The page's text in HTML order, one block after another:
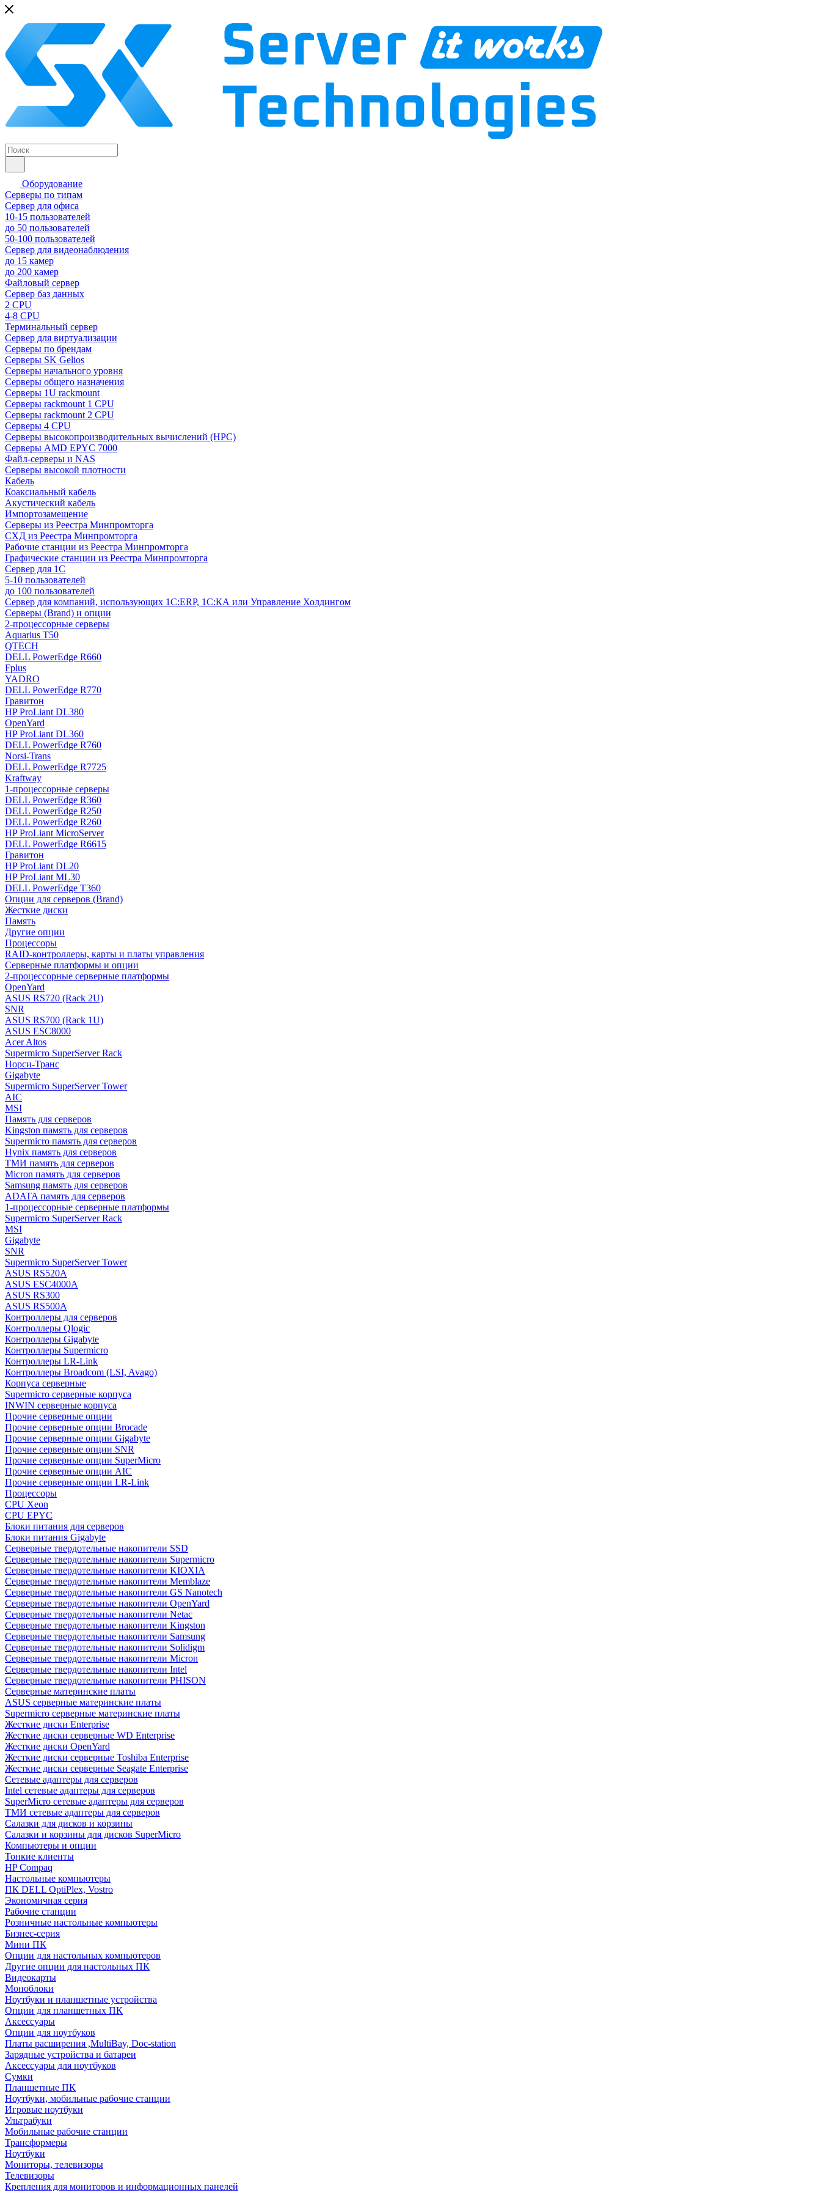
Оборудование
Серверы по типам
Сервер для офиса
10-15 пользователей
до 50 пользователей
50-100 пользователей
Сервер для видеонаблюдения
до 15 камер
до 200 камер
Файловый сервер
Сервер баз данных
2 CPU
4-8 CPU
Терминальный сервер
Сервер для виртуализации
Серверы по брендам
Серверы SK Gelios
Серверы начального уровня
Серверы общего назначения
Серверы 1U rackmount
Серверы rackmount 1 CPU
Серверы rackmount 2 CPU
Серверы 4 CPU
Серверы высокопроизводительных вычислений (HPC)
Серверы AMD EPYC 7000
Файл-серверы и NAS
Серверы высокой плотности
Кабель
Коаксиальный кабель
Акустический кабель
Импортозамещение
Серверы из Реестра Минпромторга
СХД из Реестра Минпромторга
Рабочие станции из Реестра Минпромторга
Графические станции из Реестра Минпромторга
Сервер для 1С
5-10 пользователей
до 100 пользователей
Сервер для компаний, использующих 1C:ERP, 1С:КА или Управление Холдингом
Серверы (Brand) и опции
2-процессорные серверы
Aquarius T50
QTECH
DELL PowerEdge R660
Fplus
YADRO
DELL PowerEdge R770
Гравитон
HP ProLiant DL380
OpenYard
HP ProLiant DL360
DELL PowerEdge R760
Norsi-Trans
DELL PowerEdge R7725
Kraftway
1-процессорные серверы
DELL PowerEdge R360
DELL PowerEdge R250
DELL PowerEdge R260
HP ProLiant MicroServer
DELL PowerEdge R6615
Гравитон
HP ProLiant DL20
HP ProLiant ML30
DELL PowerEdge T360
Опции для серверов (Brand)
Жесткие диски
Память
Другие опции
Процессоры
RAID-контроллеры, карты и платы управления
Серверные платформы и опции
2-процессорные серверные платформы
OpenYard
ASUS RS720 (Rack 2U)
SNR
ASUS RS700 (Rack 1U)
ASUS ESC8000
Acer Altos
Supermicro SuperServer Rack
Норси-Транс
Gigabyte
Supermicro SuperServer Tower
AIC
MSI
Память для серверов
Kingston память для серверов
Supermicro память для серверов
Hynix память для серверов
ТМИ память для серверов
Micron память для серверов
Samsung память для серверов
ADATA память для серверов
1-процессорные серверные платформы
Supermicro SuperServer Rack
MSI
Gigabyte
SNR
Supermicro SuperServer Tower
ASUS RS520A
ASUS ESC4000A
ASUS RS300
ASUS RS500A
Контроллеры для серверов
Контроллеры Qlogic
Контроллеры Gigabyte
Контроллеры Supermicro
Контроллеры LR-Link
Контроллеры Broadcom (LSI, Avago)
Корпуса серверные
Supermicro серверные корпуса
INWIN серверные корпуса
Прочие серверные опции
Прочие серверные опции Brocade
Прочие серверные опции Gigabyte
Прочие серверные опции SNR
Прочие серверные опции SuperMicro
Прочие серверные опции AIC
Прочие серверные опции LR-Link
Процессоры
CPU Xeon
CPU EPYC
Блоки питания для серверов
Блоки питания Gigabyte
Серверные твердотельные накопители SSD
Cерверные твердотельные накопители Supermicro
Cерверные твердотельные накопители KIOXIA
Cерверные твердотельные накопители Memblaze
Cерверные твердотельные накопители GS Nanotech
Серверные твердотельные накопители OpenYard
Серверные твердотельные накопители Netac
Cерверные твердотельные накопители Kingston
Cерверные твердотельные накопители Samsung
Cерверные твердотельные накопители Solidigm
Cерверные твердотельные накопители Micron
Cерверные твердотельные накопители Intel
Cерверные твердотельные накопители PHISON
Серверные материнские платы
ASUS серверные материнские платы
Supermicro серверные материнские платы
Жесткие диски Enterprise
Жесткие диски серверные WD Enterprise
Жесткие диски OpenYard
Жесткие диски серверные Toshiba Enterprise
Жесткие диски серверные Seagate Enterprise
Сетевые адаптеры для серверов
Intel сетевые адаптеры для серверов
SuperMicro сетевые адаптеры для серверов
ТМИ сетевые адаптеры для серверов
Салазки для дисков и корзины
Салазки и корзины для дисков SuperMicro
Компьютеры и опции
Тонкие клиенты
HP Compaq
Настольные компьютеры
ПК DELL OptiPlex, Vostro
Экономичная серия
Рабочие станции
Розничные настольные компьютеры
Бизнес-серия
Мини ПК
Опции для настольных компьютеров
Другие опции для настольных ПК
Видеокарты
Моноблоки
Ноутбуки и планшетные устройства
Опции для планшетных ПК
Аксессуары
Опции для ноутбуков
Платы расширения ,MultiBay, Doc-station
Зарядные устройства и батареи
Аксессуары для ноутбуков
Сумки
Планшетные ПК
Ноутбуки, мобильные рабочие станции
Игровые ноутбуки
Ультрабуки
Мобильные рабочие станции
Трансформеры
Ноутбуки
Мониторы, телевизоры
Телевизоры
Крепления для мониторов и информационных панелей